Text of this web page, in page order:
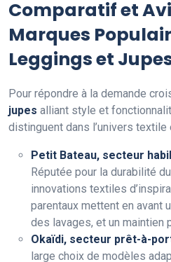
Comparatif et
Marques
Leggings et
Pour répondre à la demande
jupes alliant style et
distinguent dans l’univers textile
Petit Bateau, secteur
Réputée pour la durabilité du
innovations textiles
parentaux mettent en avant
des lavages, et un maintien
Okaïdi, secteur prêt-à-
large choix de modèles